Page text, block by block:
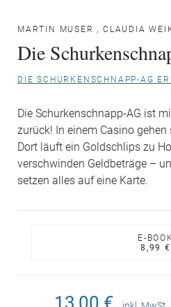
MARTIN MUSER ,CLAUDIA
Die
DIE SCHURKENSCHNAPP-AG
Die Schurkenschnapp-AG ist
zurück! In einem Casino
Dort läuft ein Goldschlips zu
verschwinden Geldbeträge –
setzen alles auf eine Karte.
E-BOOK
8,99 €
13,00 €